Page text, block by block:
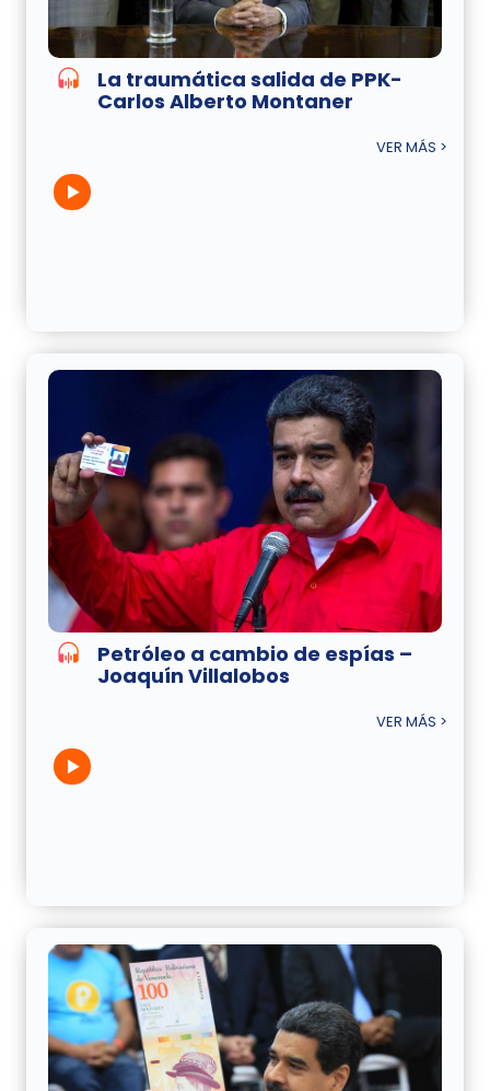
La traumática salida de PPK-
Carlos Alberto Montaner
VER MÁS >
Petróleo a cambio de espías –
Joaquín Villalobos
VER MÁS >